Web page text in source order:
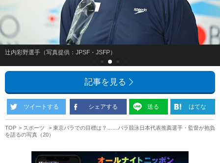
辻内彩野選手（写真提供：JPSF・JSFP）
記事を見る
ツイートする シェアする 送る はてな
TOP スポーツ
東京パラでの目標は？……パラ競泳日本代表推薦選手・監督が抱負
を語るの写真（20）